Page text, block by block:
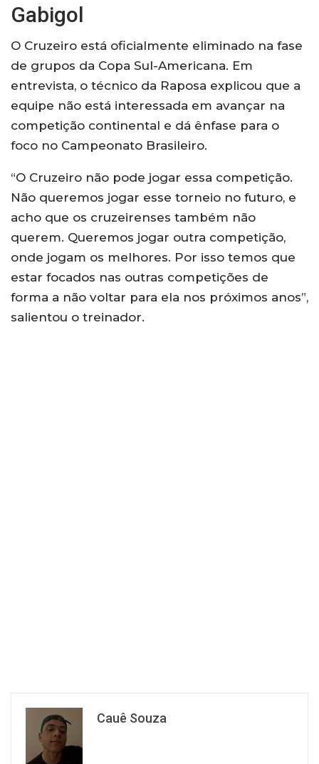
Gabigol
O Cruzeiro está oficialmente eliminado na fase
de grupos da Copa Sul-Americana. Em
entrevista, o técnico da Raposa explicou que a
equipe não está interessada em avançar na
competição continental e dá ênfase para o
foco no Campeonato Brasileiro.
“O Cruzeiro não pode jogar essa competição.
Não queremos jogar esse torneio no futuro, e
acho que os cruzeirenses também não
querem. Queremos jogar outra competição,
onde jogam os melhores. Por isso temos que
estar focados nas outras competições de
forma a não voltar para ela nos próximos anos”,
salientou o treinador.
Cauê Souza